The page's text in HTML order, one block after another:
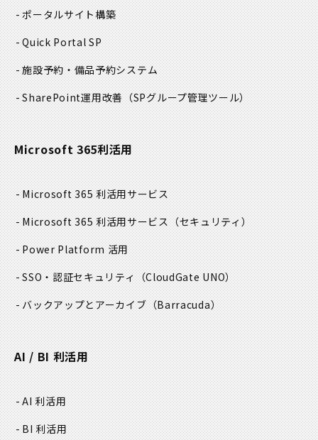
な内部監査を行い、不適合が発生した場合に対しては是正
処置を実施し、その都度継続的な改善を行います。
本方針は、当社内に掲示し、役員を含む全従業員に周知さ
せ、従業員各自の教育、啓発に努め、個人情報保護意識の
高揚を図ります。
2. 個人情報の利用目的
当社では、個人情報を以下の業務の為に利用致します。
営業のご案内
新商品、サービス、セミナー等のご案内
システムテスト
サービス提供・運用保守・調査
技術者の適切なアサイン
人事労務管理
採用選考活動の為
ポータルサイト構築
Quick Portal SP
施設予約・備品予約システム
SharePoint運用改善（SPグループ管理ツール）
Microsoft 365利活用
Microsoft 365 利活用サービス
Microsoft 365 利活用サービス（セキュリティ）
Power Platform 活用
SSO・認証セキュリティ（CloudGate UNO）
バックアップとアーカイブ（Barracuda）
AI / BI 利活用
AI 利活用
BI 利活用